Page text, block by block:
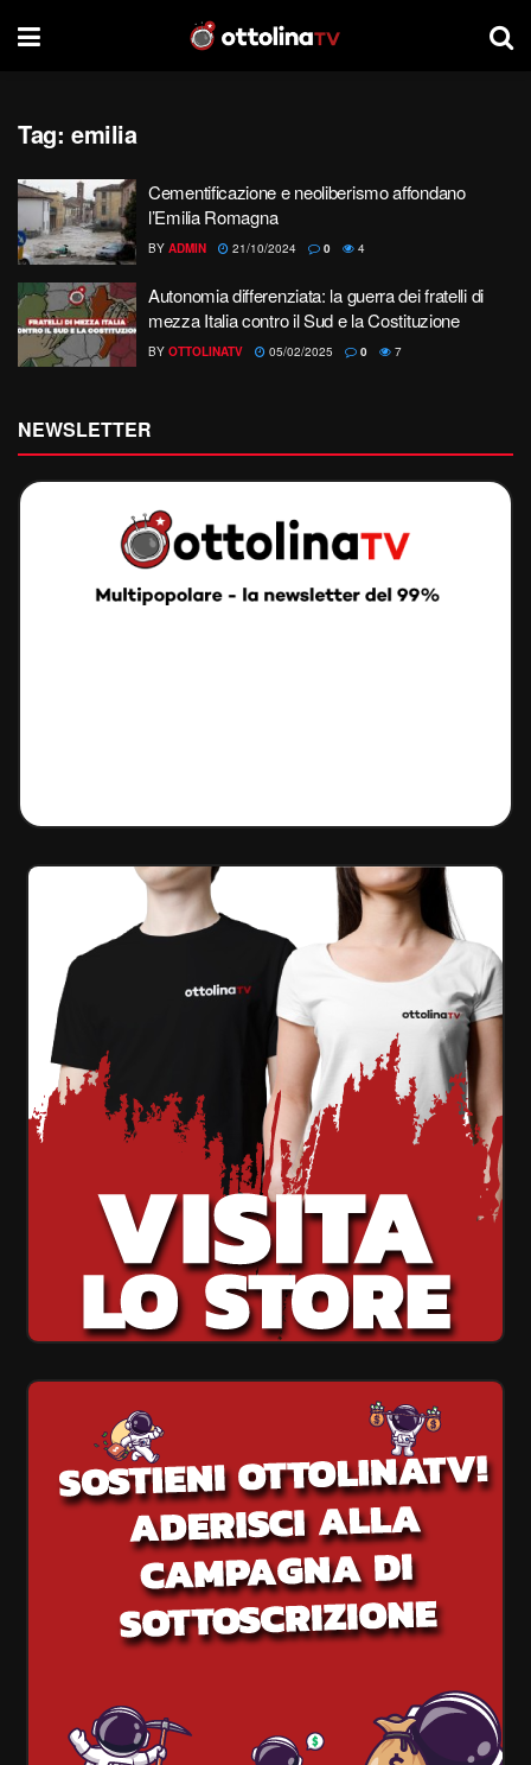
Tag: emilia
Cementificazione e neoliberismo affondano
l’Emilia Romagna
BY ADMIN 21/10/2024 0 4
Autonomia differenziata: la guerra dei fratelli di
mezza Italia contro il Sud e la Costituzione
BY OTTOLINATV 05/02/2025 0 7
NEWSLETTER